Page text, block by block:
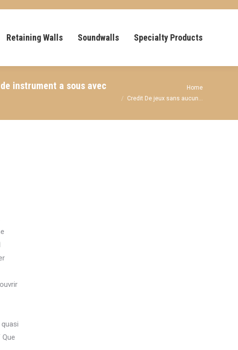
Retaining Walls Soundwalls Specialty Products
instrument a sous avec
Home
Credit De jeux sans aucun…